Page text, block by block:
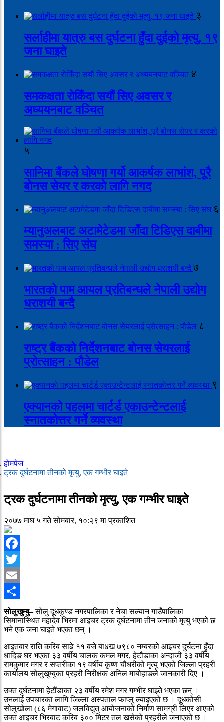
३
सर्लाहीमा यात्रु बस दुर्घटना हुँदा दुईको मृत्यु, १९
जना घाइते
४
समकक्षता रोकिँदा सयौं सिए अवसर र
अध्ययनबाट वञ्चित
५
सानिमा बैंकले घोषणा गर्यो आकर्षक लाभांश, पूरै
बोनस सेयर र करको लागि नगद
६
म्यानुअलबाट अटामेटेडमा जाँदा टिडिएस दाबीमा
समस्या : सिए संघ
७
भारतको पाम आयल प्रतिबन्धले नेपाली उद्योग
धराशयी बन्दै
८
राष्ट्र बैंकको निर्देशनबाट बोनस सेयरलाई
प्रोत्साहन : पौडेल
९
एक्यानको पहलमा चार्टर्ड एकाउन्टेन्टलाई
स्नातकोत्तर गर्ने व्यवस्था
होमपेज
ट्रक दुर्घटनामा तीनको मृत्यु, एक गम्भीर घाइते
ट्रक दुर्घटनामा तीनको मृत्यु, एक गम्भीर घाइते
२०७७ माघ ५ गते सोमबार, १०:२९ मा प्रकाशित
Facebook
Twitter
Email
Share
सोलुखुम्बु–सोलु दूधकुण्ड नगरपालिका र नेचा सल्यान गाउँपालिका
सिमानास्थित महादेव भिरमा आइचर ट्रक दुर्घटनामा तीन जनाको मृत्यु भएको छ
भने एक जना घाइते भएका छन् ।
आइतबार राति करिब साढे ११ बजे बा४ख ७९८० नम्बरको आइचर दुर्घटना हुँदा
धादिङ घर भएका ३३ वर्षीय चालक कमल मगर, हेटौंडाका अन्दाजी ३३ वर्षीय
रामकुमार मगर र सप्तरीका १९ वर्षीय कृष्ण चौधरीको मृत्यु भएको जिल्ला प्रहरी
कार्यालय सोलुखुम्बुका प्रहरी निरीक्षक अनिल माबोहाङले जानकारी दिए ।
उक्त दुर्घटनामा हेटौंडाका २३ वर्षीय रमेश मगर गम्भीर घाइते भएका छन् ।
उनलाई उपचारका लागि जिल्ला अस्पताल फाप्लु ल्याइएको छ । दूधकोसी
सोलुखोला (८६ मेगावाट) जलविद्युत् आयोजनाको निर्माण सामग्री लिएर आएको
उक्त आइचर भिरबाट करिब ३०० मिटर तल खसेको प्रहरीले जनाएको छ ।